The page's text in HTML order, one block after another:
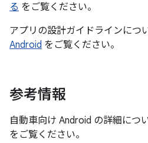
る をご覧ください。
アプリの設計ガイドラインにつ
Android をご覧ください。
参考情報
自動車向け Android の詳細につ
をご覧ください。